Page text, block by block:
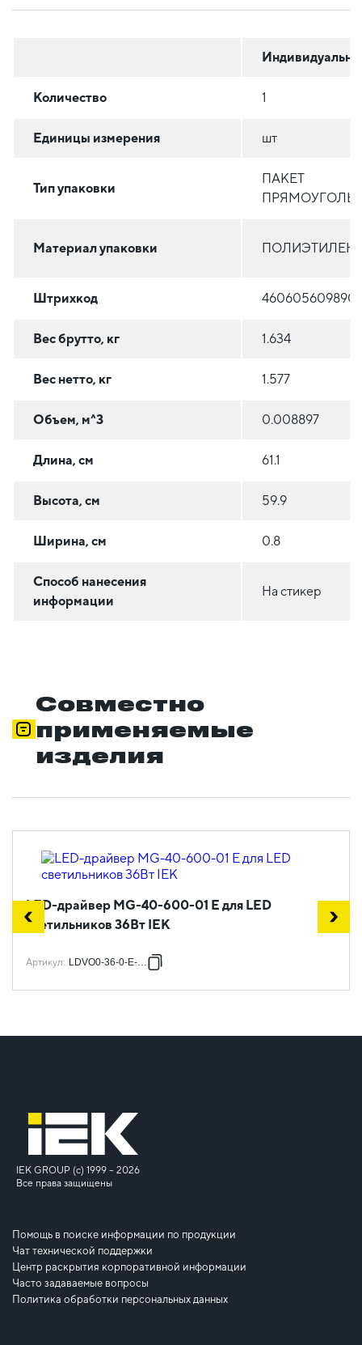
Количество 1
Единицы измерения шт
Тип упаковки
ПАКЕТ
Материал упаковки ПОЛИЭТИЛЕН
Штрихкод 4606056098907
Вес брутто, кг 1.634
Вес нетто, кг 1.577
Объем, м^3 0.008897
Длина, см 61.1
Высота, см 59.9
Ширина, см 0.8
Способ нанесения
информации
На стикер
Совместно
применяемые
изделия
LED-драйвер MG-40-600-01 E для LED
светильников 36Вт IEK
Артикул: LDVO0-36-0-E-K01
IEK GROUP (c) 1999 – 2026
Все права защищены
Помощь в поиске информации по продукции
Чат технической поддержки
Центр раскрытия корпоративной информации
Часто задаваемые вопросы
Политика обработки персональных данных